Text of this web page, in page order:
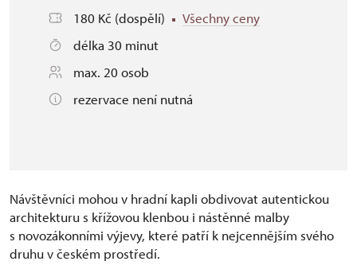
180 Kč (dospělí)
Všechny ceny
délka 30 minut
max. 20 osob
rezervace není nutná
Návštěvníci mohou v hradní kapli obdivovat autentickou
architekturu s křížovou klenbou i nástěnné malby
s novozákonními výjevy, které patří k nejcennějším svého
druhu v českém prostředí.